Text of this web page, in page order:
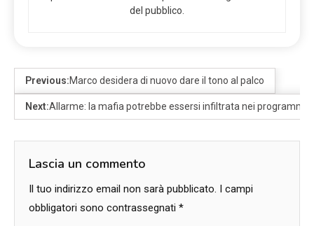
del pubblico.
Previous:Marco desidera di nuovo dare il tono al palco
Next:Allarme: la mafia potrebbe essersi infiltrata nei programmi
Lascia un commento
Il tuo indirizzo email non sarà pubblicato. I campi
obbligatori sono contrassegnati *